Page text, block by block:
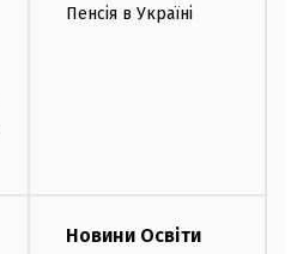
Пенсія в Україні
Новини Освіти